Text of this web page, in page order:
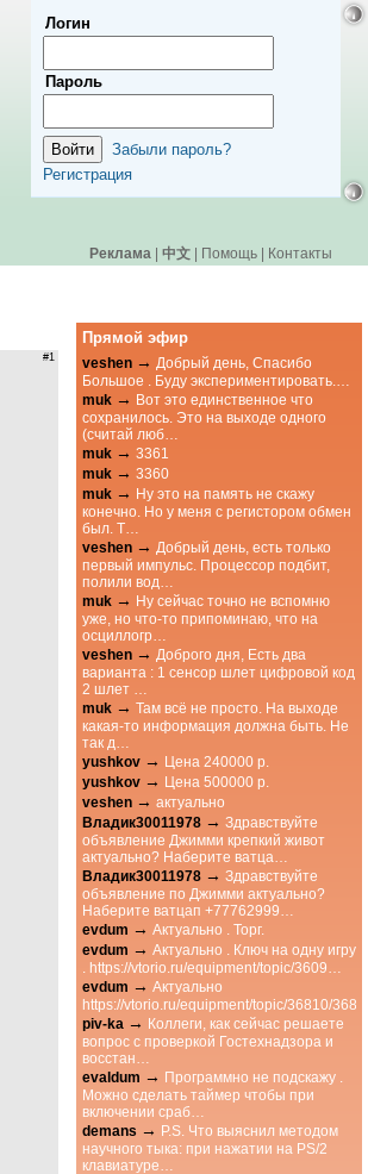
Логин
Пароль
Забыли пароль?
Регистрация
Реклама | 中文 | Помощь | Контакты
#1
Прямой эфир
veshen → Добрый день, Спасибо
Большое . Буду экспериментировать.…
muk → Вот это единственное что
сохранилось. Это на выходе одного
(считай люб…
muk → 3361
muk → 3360
muk → Ну это на память не скажу
конечно. Но у меня с регистором обмен
был. Т…
veshen → Добрый день, есть только
первый импульс. Процессор подбит,
полили вод…
muk → Ну сейчас точно не вспомню
уже, но что-то припоминаю, что на
осциллогр…
veshen → Доброго дня, Есть два
варианта : 1 сенсор шлет цифровой код
2 шлет …
muk → Там всё не просто. На выходе
какая-то информация должна быть. Не
так д…
yushkov → Цена 240000 р.
yushkov → Цена 500000 р.
veshen → актуально
Владик30011978 → Здравствуйте
объявление Джимми крепкий живот
актуально? Наберите ватца…
Владик30011978 → Здравствуйте
объявление по Джимми актуально?
Наберите ватцап +77762999…
evdum → Актуально . Торг.
evdum → Актуально . Ключ на одну игру
. https://vtorio.ru/equipment/topic/3609…
evdum → Актуально
https://vtorio.ru/equipment/topic/36810/
piv-ka → Коллеги, как сейчас решаете
вопрос с проверкой Гостехнадзора и
восстан…
evaldum → Программно не подскажу .
Можно сделать таймер чтобы при
включении сраб…
demans → P.S. Что выяснил методом
научного тыка: при нажатии на PS/2
клавиатуре…